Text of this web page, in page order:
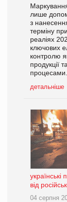
лише
з
терміну
реаліях
ключових
контролю
продукції
процесами.
детальніше
від
04 серпня